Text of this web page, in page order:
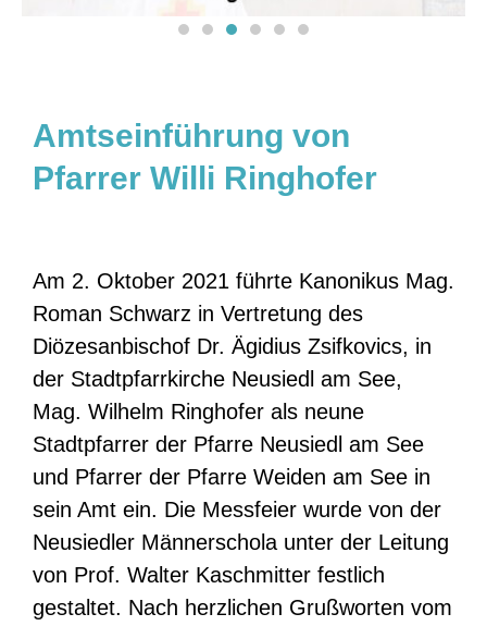
Amtseinführung von
Pfarrer Willi Ringhofer
Am 2. Oktober 2021 führte Kanonikus Mag.
Roman Schwarz in Vertretung des
Diözesanbischof Dr. Ägidius Zsifkovics, in
der Stadtpfarrkirche Neusiedl am See,
Mag. Wilhelm Ringhofer als neune
Stadtpfarrer der Pfarre Neusiedl am See
und Pfarrer der Pfarre Weiden am See in
sein Amt ein. Die Messfeier wurde von der
Neusiedler Männerschola unter der Leitung
von Prof. Walter Kaschmitter festlich
gestaltet. Nach herzlichen Grußworten vom